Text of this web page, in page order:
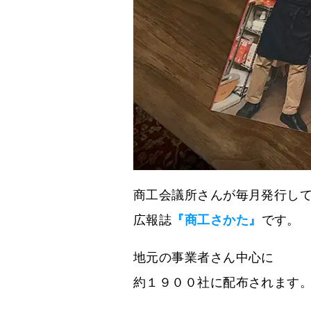
商工会議所さんが毎月発行し
広報誌 『商工さかた』 です。
地元の事業者さん中心に
約１９００社に配布されます